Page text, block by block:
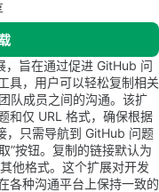
，旨在通过促进 GitHub 问
具，用户可以轻松复制相关
队成员之间的沟通。该扩
和仅 URL 格式，确保根据
，只需导航到 GitHub 问题
”按钮。复制的链接默认为
他格式。这个扩展对开发
各种沟通平台上保持一致的